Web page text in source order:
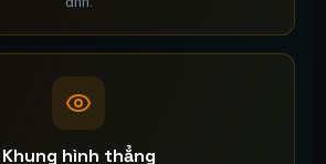
Khung hình thẳng